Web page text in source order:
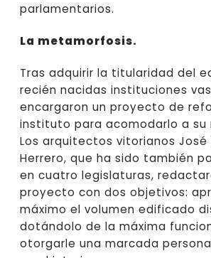
parlamentarios.
La metamorfosis.
Tras adquirir la titularidad del
recién nacidas instituciones
encargaron un proyecto de
instituto para acomodarlo a su
Los arquitectos vitorianos José
Herrero, que ha sido también
en cuatro legislaturas,
proyecto con dos objetivos:
máximo el volumen edificado
dotándolo de la máxima
otorgarle una marcada